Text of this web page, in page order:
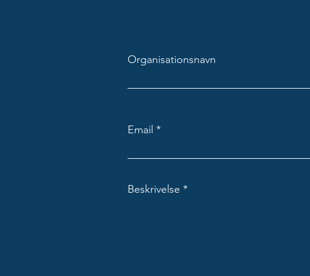
Organisationsnavn
Email
Beskrivelse